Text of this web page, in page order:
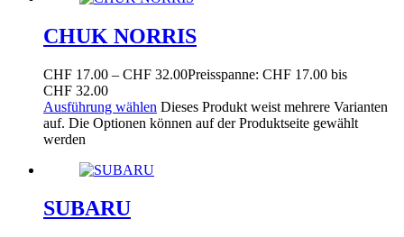
CHUK NORRIS
CHF 17.00 – CHF 32.00Preisspanne: CHF 17.00 bis
CHF 32.00
Ausführung wählen Dieses Produkt weist mehrere Varianten
auf. Die Optionen können auf der Produktseite gewählt
werden
SUBARU